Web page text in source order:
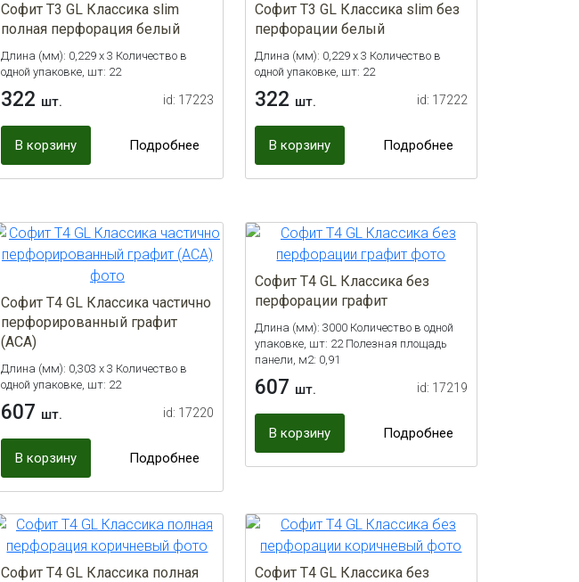
Софит Т3 GL Классика slim
полная перфорация белый
Длина (мм): 0,229 х 3 Количество в
одной упаковке, шт: 22
322 шт. id: 17223
В корзину Подробнее
Софит Т3 GL Классика slim без
перфорации белый
Длина (мм): 0,229 х 3 Количество в
одной упаковке, шт: 22
322 шт. id: 17222
В корзину Подробнее
Софит Т4 GL Классика частично
перфорированный графит
(ACA)
Длина (мм): 0,303 х 3 Количество в
одной упаковке, шт: 22
607 шт. id: 17220
В корзину Подробнее
Софит Т4 GL Классика без
перфорации графит
Длина (мм): 3000 Количество в одной
упаковке, шт: 22 Полезная площадь
панели, м2: 0,91
607 шт. id: 17219
В корзину Подробнее
Софит Т4 GL Классика полная
Софит Т4 GL Классика без